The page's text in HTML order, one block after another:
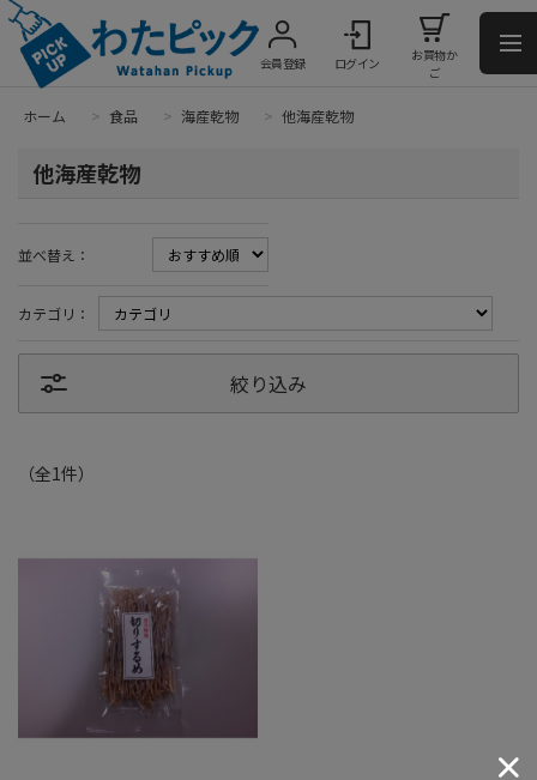
会員登録 ログイン
お買物か
ご
ホーム > 食品 > 海産乾物 > 他海産乾物
他海産乾物
並べ替え：
カテゴリ：
絞り込み
（全1件）